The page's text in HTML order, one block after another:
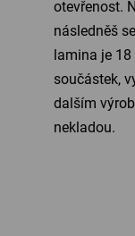
otevřenost.
následněš
lamina je
součástek,
dalším
nekladou.